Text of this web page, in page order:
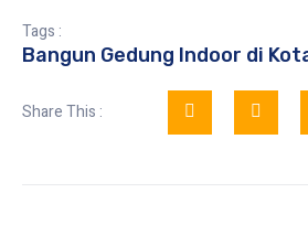
Tags :
Bangun Gedung Indoor di
Share This :